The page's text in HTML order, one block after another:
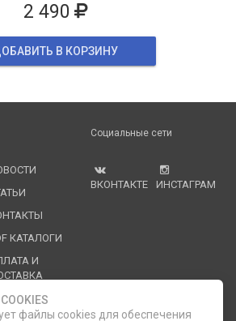
2 490
В КОРЗИНУ
КАТАЛОГИ
И
Социальные сети
ВКОНТАКТЕ ИНСТАГРАМ
файлы cookies для обеспечения